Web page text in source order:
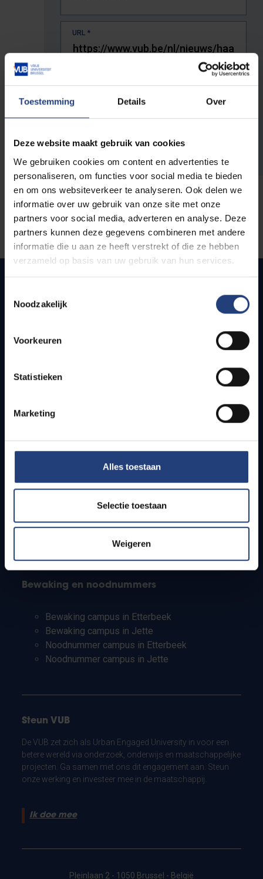
Toestemming Details Over
Deze website maakt gebruik van cookies
We gebruiken cookies om content en advertenties te
personaliseren, om functies voor social media te bieden
en om ons websiteverkeer te analyseren. Ook delen we
informatie over uw gebruik van onze site met onze
partners voor social media, adverteren en analyse. Deze
partners kunnen deze gegevens combineren met andere
informatie die u aan ze heeft verstrekt of die ze hebben
verzameld op basis van uw gebruik van hun services.
Noodzakelijk
Voorkeuren
Statistieken
Marketing
Alles toestaan
Selectie toestaan
Weigeren
URL *
De volledige URL van de pagina waar je de fout zag.
Snel naar
Bereikbaarheid
Studenten
PhD-studenten
Leerkrachten en secundaire scholen
Bewaking en noodnummers
Bewaking campus in Etterbeek
Bewaking campus in Jette
Noodnummer campus in Etterbeek
Noodnummer campus in Jette
Steun VUB
De VUB zet zich als Urban Engaged University in voor een
betere wereld via onderzoek, onderwijs en maatschappelijke
projecten. Ga samen met ons dit engagement aan. Steun
onze werking en investeer mee in de maatschappij.
Ik doe mee
Pleinlaan 2 - 1050 Brussel - België